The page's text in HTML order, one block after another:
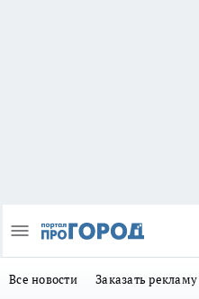
Все новости Заказать рекламу